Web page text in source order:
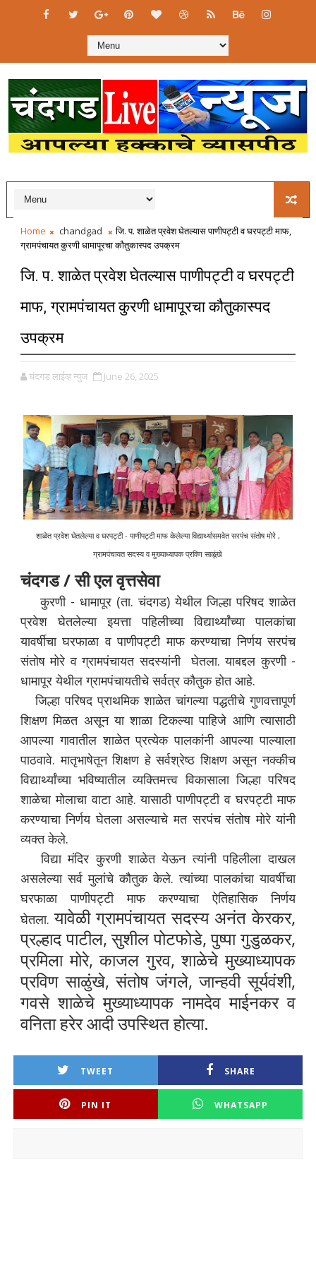
Home chandgad
जि. प. शाळेत प्रवेश घेतल्यास पाणीपट्टी व घरपट्टी माफ,
ग्रामपंचायत कुरणी धामापूरचा कौतुकास्पद उपक्रम
जि. प. शाळेत प्रवेश घेतल्यास पाणीपट्टी व घरपट्टी
माफ, ग्रामपंचायत कुरणी धामापूरचा कौतुकास्पद
उपक्रम
चंदगड लाईव्ह न्युज June 26, 2025
शाळेत प्रवेश घेतलेल्या व घरपट्टी - पाणीपट्टी माफ केलेल्या विद्यार्थ्यासमवेत सरपंच संतोष मोरे ,
ग्रामपंचायत सदस्य व मुख्याध्यापक प्रविण साळूंखे
चंदगड / सी एल वृत्तसेवा
कुरणी - धामापूर (ता. चंदगड) येथील जिल्हा परिषद शाळेत
प्रवेश घेतलेल्या इयत्ता पहिलीच्या विद्यार्थ्यांच्या पालकांचा
यावर्षीचा घरफाळा व पाणीपट्टी माफ करण्याचा निर्णय सरपंच
संतोष मोरे व ग्रामपंचायत सदस्यांनी घेतला. याबद्दल कुरणी -
धामापूर येथील ग्रामपंचायतीचे सर्वत्र कौतुक होत आहे.
जिल्हा परिषद प्राथमिक शाळेत चांगल्या पद्धतीचे गुणवत्तापूर्ण
शिक्षण मिळत असून या शाळा टिकल्या पाहिजे आणि त्यासाठी
आपल्या गावातील शाळेत प्रत्येक पालकांनी आपल्या पाल्याला
पाठवावे. मातृभाषेतून शिक्षण हे सर्वश्रेष्ठ शिक्षण असून नक्कीच
विद्यार्थ्यांच्या भविष्यातील व्यक्तिमत्त्व विकासाला जिल्हा परिषद
शाळेचा मोलाचा वाटा आहे. यासाठी पाणीपट्टी व घरपट्टी माफ
करण्याचा निर्णय घेतला असल्याचे मत सरपंच संतोष मोरे यांनी
व्यक्त केले.
विद्या मंदिर कुरणी शाळेत येऊन त्यांनी पहिलीला दाखल
असलेल्या सर्व मुलांचे कौतुक केले. त्यांच्या पालकांचा यावर्षीचा
घरफाळा पाणीपट्टी माफ करण्याचा ऐतिहासिक निर्णय
घेतला.यावेळी ग्रामपंचायत सदस्य अनंत केरकर,
प्रल्हाद पाटील, सुशील पोटफोडे, पुष्पा गुडुळकर,
प्रमिला मोरे, काजल गुरव, शाळेचे मुख्याध्यापक
प्रविण साळुंखे, संतोष जंगले, जान्हवी सूर्यवंशी,
गवसे शाळेचे मुख्याध्यापक नामदेव माईनकर व
वनिता हरेर आदी उपस्थित होत्या.
TWEET SHARE
PIN IT WHATSAPP